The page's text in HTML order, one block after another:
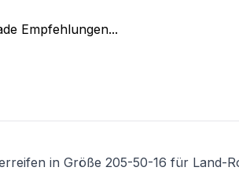
Empfehlungen...
in Größe 205-50-16 für Land-